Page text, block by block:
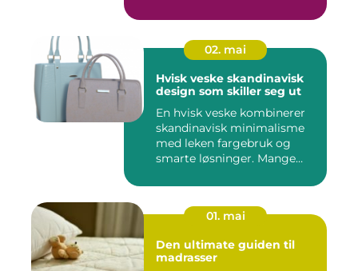
02. mai
Hvisk veske skandinavisk
design som skiller seg ut
En hvisk veske kombinerer
skandinavisk minimalisme
med leken fargebruk og
smarte løsninger. Mange
01. mai
Den ultimate guiden til
madrasser